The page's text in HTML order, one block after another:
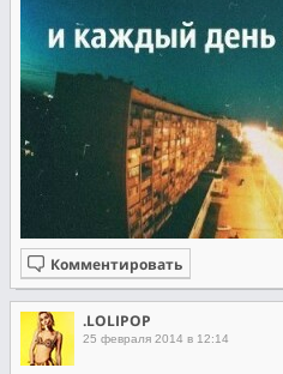
Комментировать
.LOLIPOP
25 февраля 2014 в 12:14